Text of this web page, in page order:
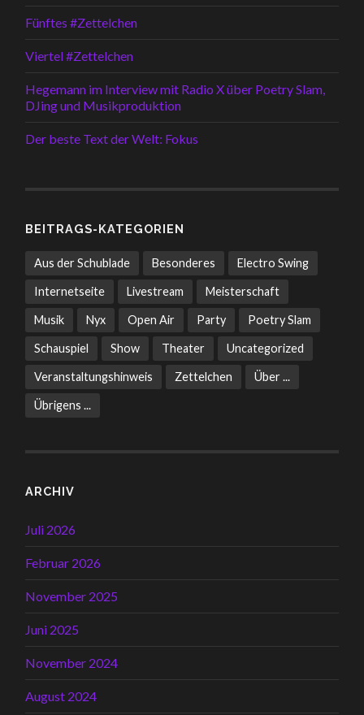
Fünftes #Zettelchen
Viertel #Zettelchen
Hegemann im Interview mit Radio X über Poetry Slam,
DJing und Musikproduktion
Der beste Text der Welt: Fokus
BEITRAGS-KATEGORIEN
Aus der Schublade Besonderes Electro Swing
Internetseite Livestream Meisterschaft
Musik Nyx Open Air Party Poetry Slam
Schauspiel Show Theater Uncategorized
Veranstaltungshinweis Zettelchen Über ...
Übrigens ...
ARCHIV
Juli 2026
Februar 2026
November 2025
Juni 2025
November 2024
August 2024